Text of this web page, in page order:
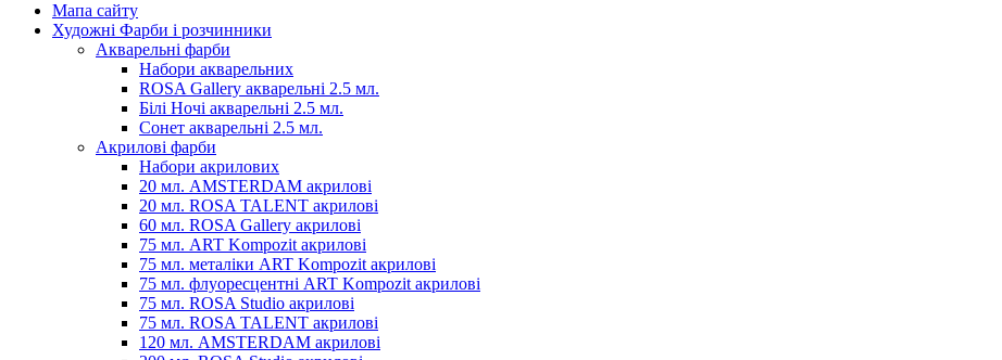
Мапа сайту
Художні Фарби і розчинники
Акварельні фарби
Набори акварельних
ROSA Gallery акварельні 2.5 мл.
Білі Ночі акварельні 2.5 мл.
Сонет акварельні 2.5 мл.
Акрилові фарби
Набори акрилових
20 мл. AMSTERDAM акрилові
20 мл. ROSA TALENT акрилові
60 мл. ROSA Gallery акрилові
75 мл. ART Kompozit акрилові
75 мл. металіки ART Kompozit акрилові
75 мл. флуоресцентні ART Kompozit акрилові
75 мл. ROSA Studio акрилові
75 мл. ROSA TALENT акрилові
120 мл. AMSTERDAM акрилові